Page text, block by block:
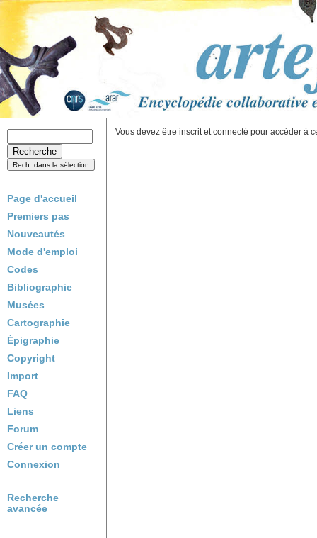
Page d'accueil
Premiers pas
Nouveautés
Mode d'emploi
Codes
Bibliographie
Musées
Cartographie
Épigraphie
Copyright
Import
FAQ
Liens
Forum
Créer un compte
Connexion
Recherche
avancée
Vous devez être inscrit et connecté pour accéder à